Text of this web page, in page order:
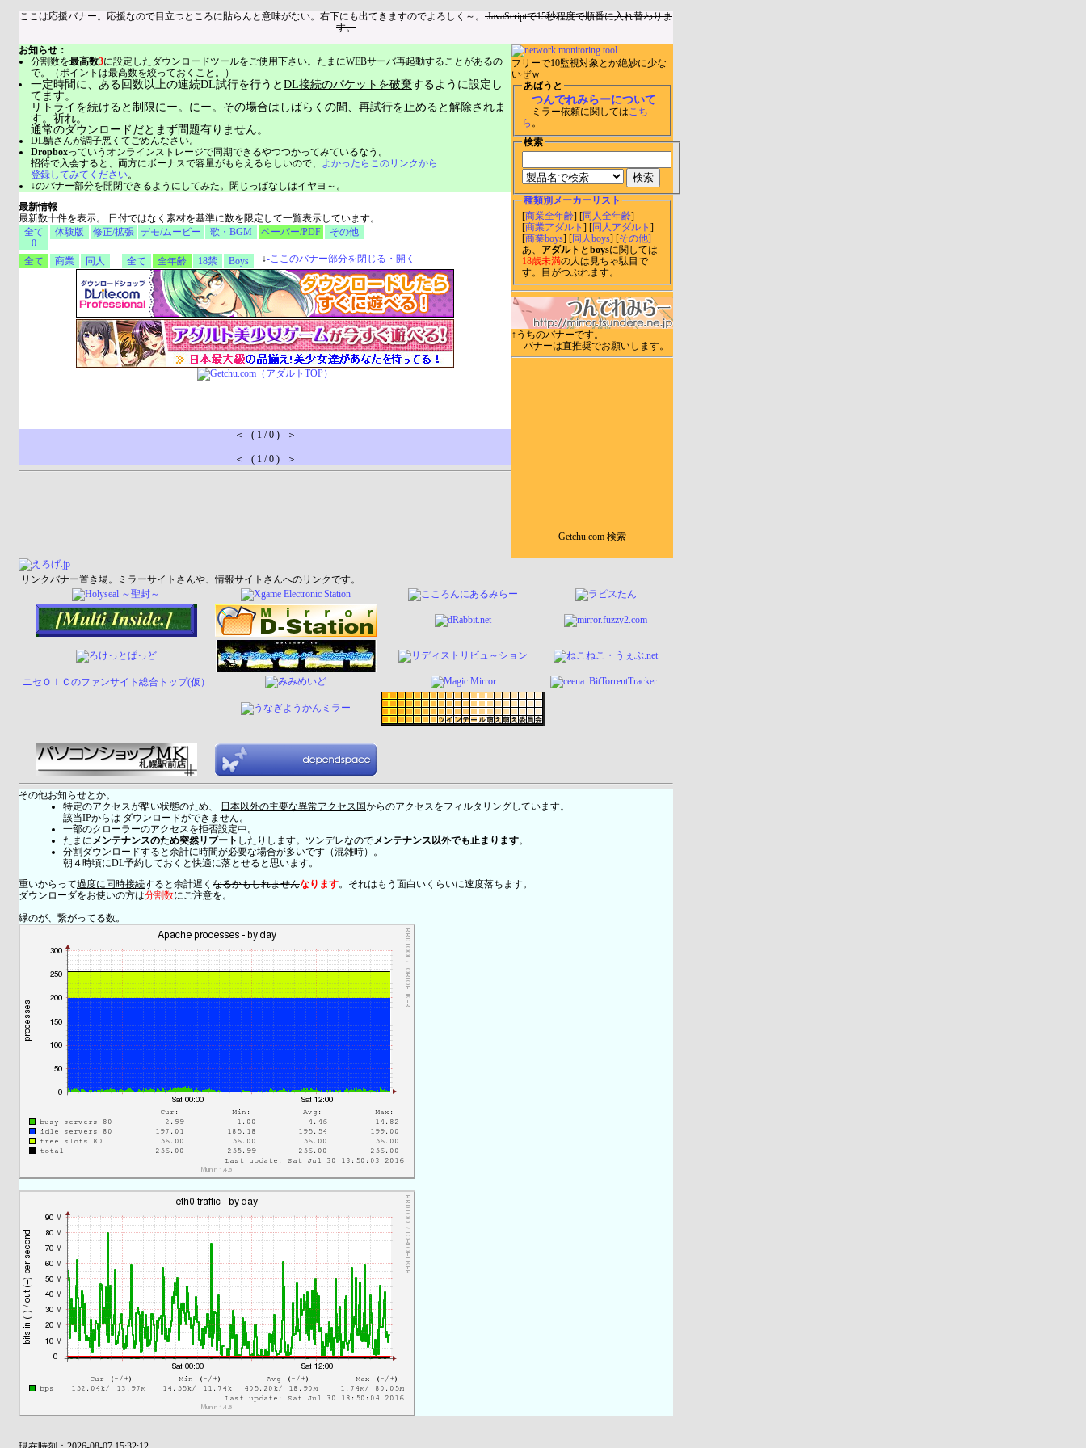
ここは応援バナー。応援なので目立つところに貼らんと意味がない。右下にも出てきますのでよろしく～。 JavaScriptで15秒程度で順番に入れ替わりま
す。
フリーで10監視対象とか絶妙に少な
いぜｗ
あばうと
つんでれみらーについて
ミラー依頼に関してはこち
ら 。
検索
種類別メーカーリスト
[商業全年齢 ] [同人全年齢]
[商業アダルト ] [同人アダルト ]
[商業boys] [同人boys ] [その他]
あ、 アダルト とboysに関しては
18歳未満の人は見ちゃ駄目で
す。目がつぶれます。
↑うちのバナーです。
バナーは直推奨でお願いします。
Getchu.com 検索
お知らせ：
分割数を最高数3に設定したダウンロードツールをご使用下さい。たまにWEBサーバ再起動することがあるの
で。（ポイントは最高数を絞っておくこと。）
一定時間に、ある回数以上の連続DL試行を行うとDL接続のパケットを破棄するように設定し
てます。
リトライを続けると制限にー。にー。その場合はしばらくの間、再試行を止めると解除されま
す。祈れ。
通常のダウンロードだとまず問題有りません。
DL鯖さんが調子悪くてごめんなさい。
Dropboxっていうオンラインストレージで同期できるやつつかってみているなう。
招待で入会すると、両方にボーナスで容量がもらえるらしいので、 よかったらこのリンクから
登録してみてください。
↓のバナー部分を開閉できるようにしてみた。閉じっぱなしはイヤヨ～。
最新情報
最新数十件を表示。 日付ではなく素材を基準に数を限定して一覧表示しています。
全て
0
体験版 修正/拡張 デモ/ムービー 歌・BGM ペーパー/PDF その他
全て 商業 同人 全て 全年齢 18禁 Boys ↓-ここのバナー部分を閉じる・開く
＜ ( 1 / 0 ) ＞
＜ ( 1 / 0 ) ＞
リンクバナー置き場。ミラーサイトさんや、情報サイトさんへのリンクです。
ニセＯＩＣのファンサイト総合トップ(仮）
その他お知らせとか。
特定のアクセスが酷い状態のため、
日本以外の主要な異常アクセス国からのアクセスをフィルタリングしています。
該当IPからは ダウンロードができません。
一部のクローラーのアクセスを拒否設定中。
たまにメンテナンスのため突然リブート したりします。ツンデレなのでメンテナンス以外でも止まります。
分割ダウンロードすると余計に時間が必要な場合が多いです（混雑時）。
朝４時頃にDL予約しておくと快適に落とせると思います。
重いからって過度に同時接続すると余計遅く なるかもしれませんなります。それはもう面白いくらいに速度落ちます。
ダウンローダをお使いの方は分割数にご注意を。
緑のが、繋がってる数。